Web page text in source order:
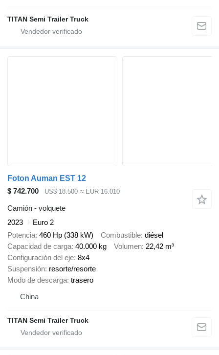
TITAN Semi Trailer Truck
Foton Auman EST 12
$ 742.700
US$ 18.500 ≈ EUR 16.010
Camión - volquete
2023
Euro 2
Potencia 460 Hp (338 kW) Combustible diésel
Capacidad de carga 40.000 kg Volumen 22,42 m³
Configuración del eje 8x4
Suspensión resorte/resorte
Modo de descarga trasero
China
TITAN Semi Trailer Truck